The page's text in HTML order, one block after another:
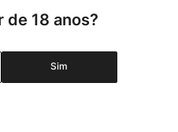
Graduação Alcóolica
de 18 anos?
Sim